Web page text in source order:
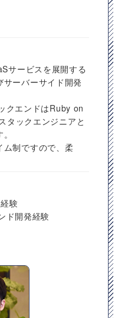
サービスを展開する
ーバーサイド開発
クエンドはRuby on
タックエンジニアと
ム制ですので、柔
験
ド開発経験